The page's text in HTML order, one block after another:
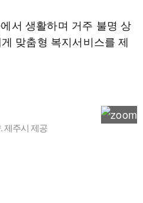
서 생활하며 거주 불명 상
맞춤형 복지서비스를 제
제주시 제공